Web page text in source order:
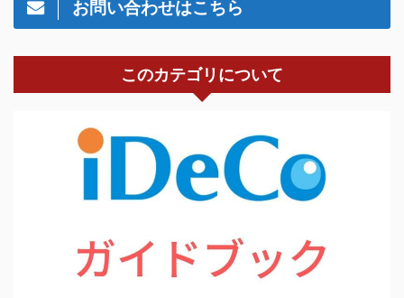
お問い合わせはこちら
このカテゴリについて